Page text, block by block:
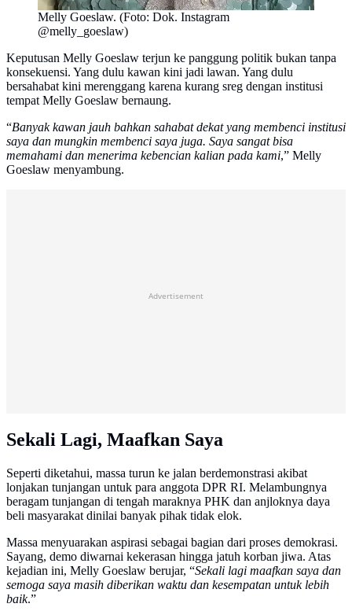
Melly Goeslaw. (Foto: Dok. Instagram
@melly_goeslaw)
Keputusan Melly Goeslaw terjun ke panggung politik bukan tanpa
konsekuensi. Yang dulu kawan kini jadi lawan. Yang dulu
bersahabat kini merenggang karena kurang sreg dengan institusi
tempat Melly Goeslaw bernaung.
“Banyak kawan jauh bahkan sahabat dekat yang membenci institusi
saya dan mungkin membenci saya juga. Saya sangat bisa
memahami dan menerima kebencian kalian pada kami,” Melly
Goeslaw menyambung.
Advertisement
Sekali Lagi, Maafkan Saya
Seperti diketahui, massa turun ke jalan berdemonstrasi akibat
lonjakan tunjangan untuk para anggota DPR RI. Melambungnya
beragam tunjangan di tengah maraknya PHK dan anjloknya daya
beli masyarakat dinilai banyak pihak tidak elok.
Massa menyuarakan aspirasi sebagai bagian dari proses demokrasi.
Sayang, demo diwarnai kekerasan hingga jatuh korban jiwa. Atas
kejadian ini, Melly Goeslaw berujar, “Sekali lagi maafkan saya dan
semoga saya masih diberikan waktu dan kesempatan untuk lebih
baik.”